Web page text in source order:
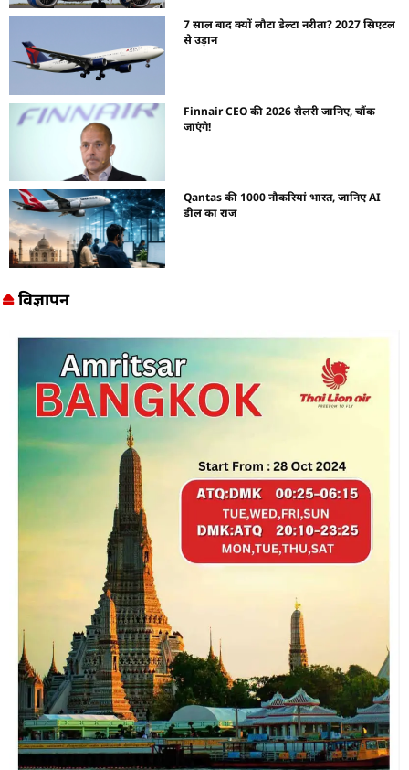
7 साल बाद क्यों लौटा डेल्टा नरीता? 2027 सिएटल
से उड़ान
Finnair CEO की 2026 सैलरी जानिए, चौंक
जाएंगे!
Qantas की 1000 नौकरियां भारत, जानिए AI
डील का राज
विज्ञापन